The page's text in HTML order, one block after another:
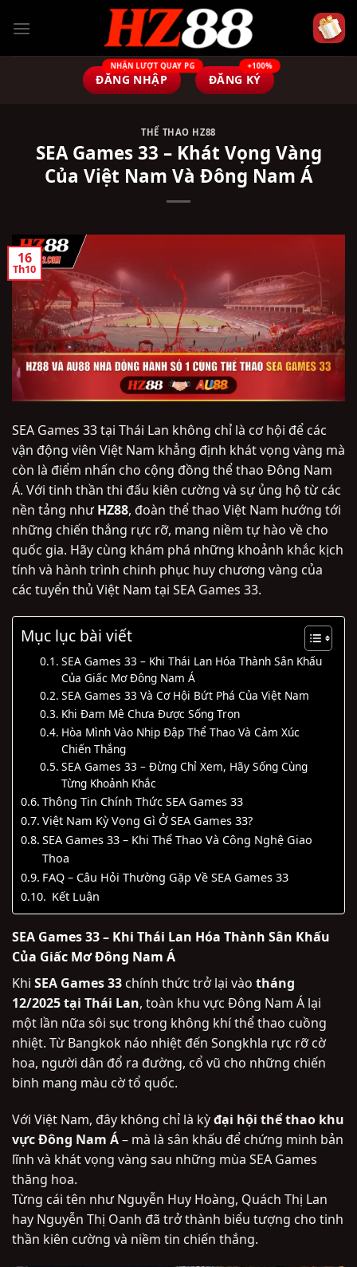
qua
ĐĂNG NHẬP ĐĂNG KÝ
THỂ THAO HZ88
SEA Games 33 – Khát Vọng Vàng
Của Việt Nam Và Đông Nam Á
16
Th10
SEA Games 33 tại Thái Lan không chỉ là cơ hội để các
vận động viên Việt Nam khẳng định khát vọng vàng mà
còn là điểm nhấn cho cộng đồng thể thao Đông Nam
Á. Với tinh thần thi đấu kiên cường và sự ủng hộ từ các
nền tảng nhưHZ88, đoàn thể thao Việt Nam hướng tới
những chiến thắng rực rỡ, mang niềm tự hào về cho
quốc gia. Hãy cùng khám phá những khoảnh khắc kịch
tính và hành trình chinh phục huy chương vàng của
các tuyển thủ Việt Nam tại SEA Games 33.
Mục lục bài viết
SEA Games 33 – Khi Thái Lan Hóa Thành Sân Khấu
Của Giấc Mơ Đông Nam Á
SEA Games 33 Và Cơ Hội Bứt Phá Của Việt Nam
Khi Đam Mê Chưa Được Sống Trọn
Hòa Mình Vào Nhịp Đập Thể Thao Và Cảm Xúc
Chiến Thắng
SEA Games 33 – Đừng Chỉ Xem, Hãy Sống Cùng
Từng Khoảnh Khắc
Thông Tin Chính Thức SEA Games 33
Việt Nam Kỳ Vọng Gì Ở SEA Games 33?
SEA Games 33 – Khi Thể Thao Và Công Nghệ Giao
Thoa
FAQ – Câu Hỏi Thường Gặp Về SEA Games 33
Kết Luận
SEA Games 33 – Khi Thái Lan Hóa Thành Sân Khấu
Của Giấc Mơ Đông Nam Á
Khi SEA Games 33 chính thức trở lại vào tháng
12/2025 tại Thái Lan, toàn khu vực Đông Nam Á lại
một lần nữa sôi sục trong không khí thể thao cuồng
nhiệt. Từ Bangkok náo nhiệt đến Songkhla rực rỡ cờ
hoa, người dân đổ ra đường, cổ vũ cho những chiến
binh mang màu cờ tổ quốc.
Với Việt Nam, đây không chỉ là kỳđại hội thể thao khu
vực Đông Nam Á– mà là sân khấu để chứng minh bản
lĩnh và khát vọng vàng sau những mùa SEA Games
thăng hoa.
Từng cái tên như Nguyễn Huy Hoàng, Quách Thị Lan
hay Nguyễn Thị Oanh đã trở thành biểu tượng cho tinh
thần kiên cường và niềm tin chiến thắng.